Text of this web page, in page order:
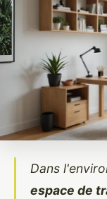
Dans
espace de